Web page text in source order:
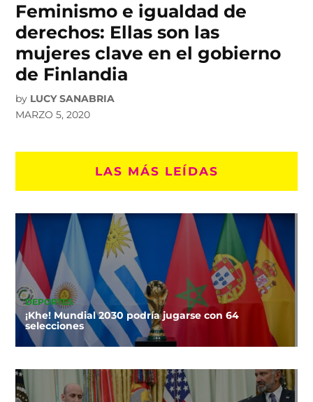
Feminismo e igualdad de
derechos: Ellas son las
mujeres clave en el gobierno
de Finlandia
by LUCY SANABRIA
MARZO 5, 2020
LAS MÁS LEÍDAS
DEPORTES
¡Khe! Mundial 2030 podría jugarse con 64
selecciones